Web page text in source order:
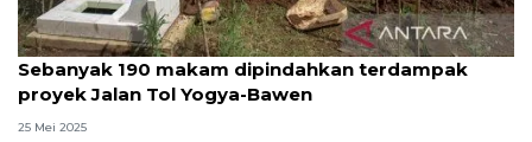
Sebanyak 190 makam dipindahkan terdampak
proyek Jalan Tol Yogya-Bawen
25 Mei 2025